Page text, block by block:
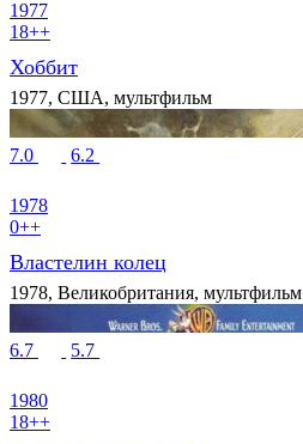
1977
18++
Хоббит
1977, США, мультфильм
7.0 6.2
1978
0++
Властелин колец
1978, Великобритания, мультфильм
6.7 5.7
1980
18++